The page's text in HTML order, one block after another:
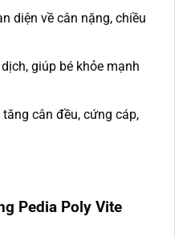
diện về cân nặng, chiều
giúp bé khỏe mạnh
cân đều, cứng cáp,
Pedia Poly Vite